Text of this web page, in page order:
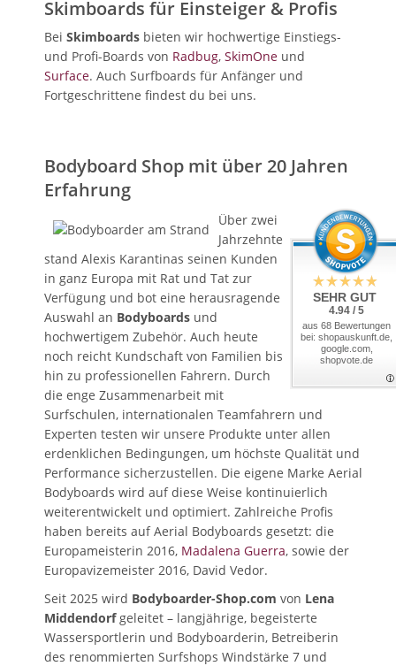
Skimboards für Einsteiger & Profis
Bei Skimboards bieten wir hochwertige Einstiegs-
und Profi-Boards von Radbug, SkimOne und
Surface. Auch Surfboards für Anfänger und
Fortgeschrittene findest du bei uns.
Bodyboard Shop mit über 20 Jahren
Erfahrung
SEHR GUT
4.94 / 5
aus 68 Bewertungen
bei: shopauskunft.de,
google.com,
shopvote.de
Über zwei
Jahrzehnte
stand Alexis Karantinas seinen Kunden
in ganz Europa mit Rat und Tat zur
Verfügung und bot eine herausragende
Auswahl an Bodyboards und
hochwertigem Zubehör. Auch heute
noch reicht Kundschaft von Familien bis
hin zu professionellen Fahrern. Durch
die enge Zusammenarbeit mit
Surfschulen, internationalen Teamfahrern und
Experten testen wir unsere Produkte unter allen
erdenklichen Bedingungen, um höchste Qualität und
Performance sicherzustellen. Die eigene Marke Aerial
Bodyboards wird auf diese Weise kontinuierlich
weiterentwickelt und optimiert. Zahlreiche Profis
haben bereits auf Aerial Bodyboards gesetzt: die
Europameisterin 2016, Madalena Guerra, sowie der
Europavizemeister 2016, David Vedor.
Seit 2025 wird Bodyboarder-Shop.com von Lena
Middendorfgeleitet – langjährige, begeisterte
Wassersportlerin und Bodyboarderin, Betreiberin
des renommierten Surfshops Windstärke 7 und